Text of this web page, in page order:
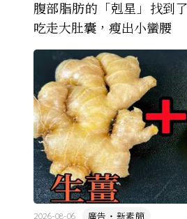
腹部脂肪的「剋星」找到
吃走大肚囊，瘦出小蠻腰
廣告・新素簡
2026-08-06